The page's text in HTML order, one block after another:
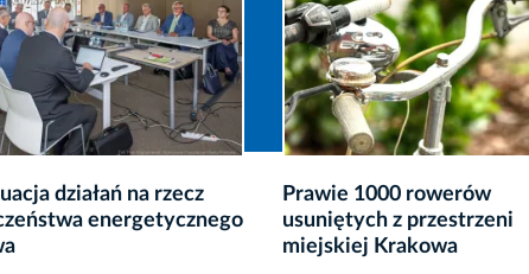
1000 rowerów
z przestrzeni
Krakowa
Rusza modernizacja
dwóch krakowskich
2026-08-07